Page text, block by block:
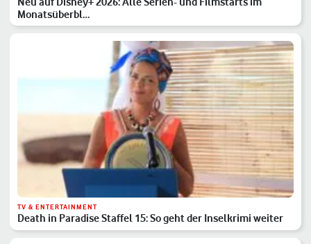
Monatsüberbl…
TV & ENTERTAINMENT
Death in Paradise Staffel 15: So geht der Inselkrimi weiter